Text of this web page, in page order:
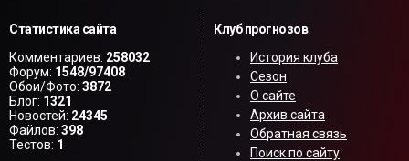
Статистика сайта
Комментариев: 258032
Форум: 1548/97408
Обои/Фото: 3872
Блог: 1321
Новостей: 24345
Файлов: 398
Тестов: 1
Клуб прогнозов
История клуба
Сезон
О сайте
Архив сайта
Обратная связь
Поиск по сайту